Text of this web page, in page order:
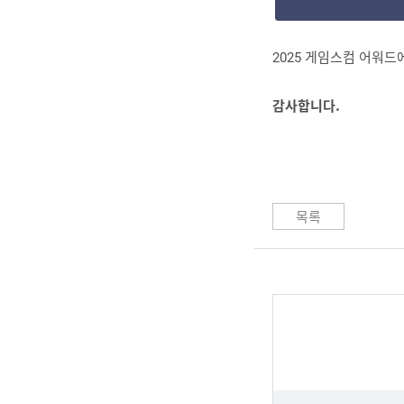
2025 게임스컴 어워드
감사합니다.
목록